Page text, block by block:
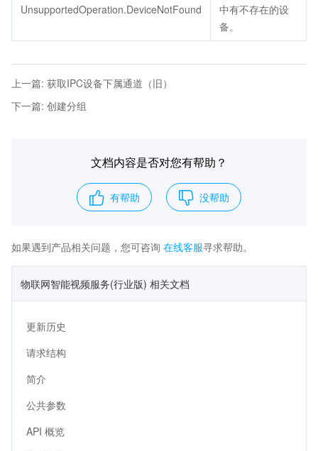
UnsupportedOperation.DeviceNotFound
中有不存在的设
备。
上一篇: 获取IPC设备下属通道（旧）
下一篇: 创建分组
文档内容是否对您有帮助？
有帮助 没帮助
如果遇到产品相关问题，您可咨询 在线客服寻求帮助。
物联网智能视频服务(行业版) 相关文档
更新历史
请求结构
简介
公共参数
API 概览